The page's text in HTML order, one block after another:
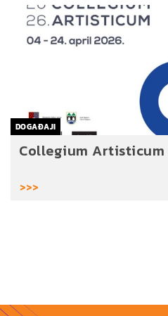
DOGAĐAJI
Collegium Artisticum
>>>